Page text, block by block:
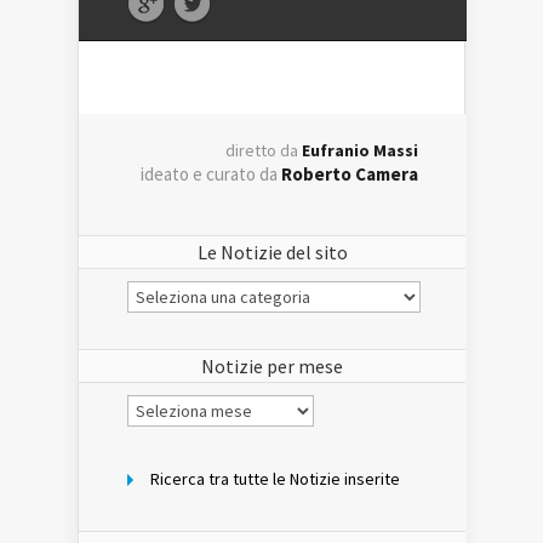
diretto da Eufranio Massi
ideato e curato da Roberto Camera
Le Notizie del sito
Le
Notizie
Notizie per mese
Notizie
per
Ricerca tra tutte le Notizie inserite